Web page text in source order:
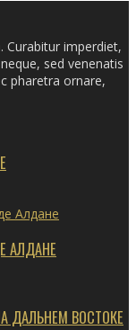
Curabitur imperdiet,
sed venenatis
pharetra ornare,
АЛДАНЕ
ДАЛЬНЕМ ВОСТОКЕ